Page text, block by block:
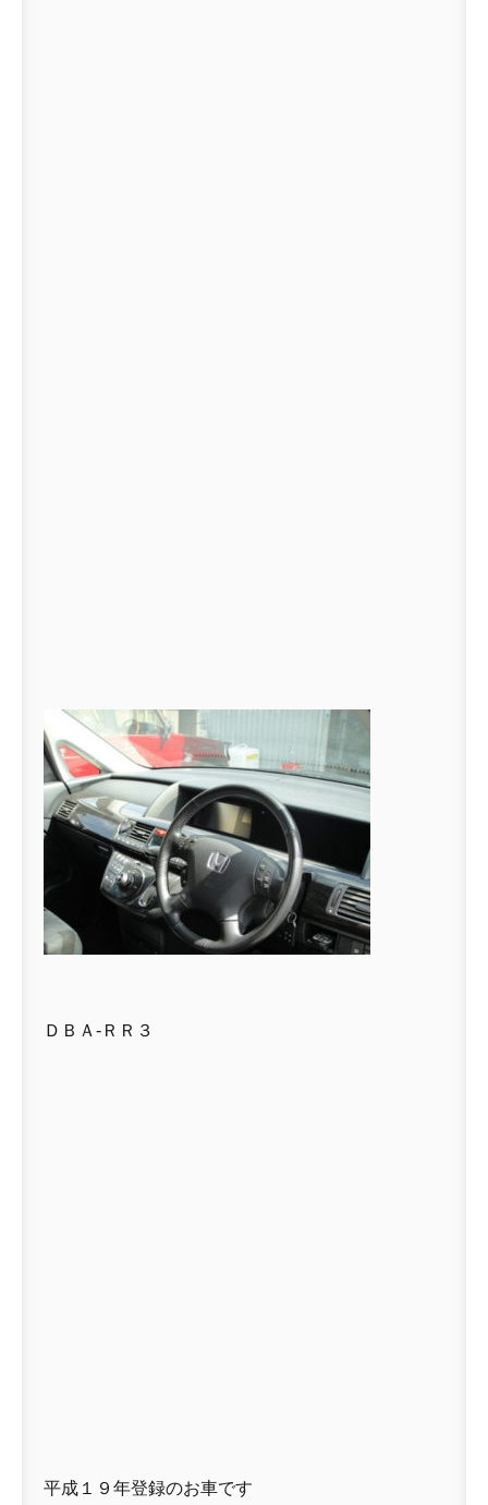
ＤＢＡ-ＲＲ３
平成１９年登録のお車です